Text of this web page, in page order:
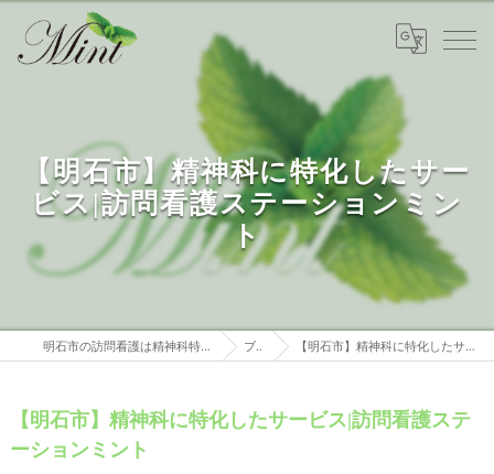
【明石市】精神科に特化したサー
ビス|訪問看護ステーションミン
ト
明石市の訪問看護は精神科特化 訪問看護ステーションミント ブログ 【明石市】精神科に特化したサービス|訪問看護ステーションミント
【明石市】精神科に特化したサービス|訪問看護ステ
ーションミント